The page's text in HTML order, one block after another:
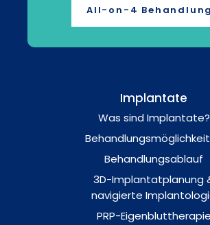
All-on-4 Behandlung
Implantate
Was sind Implantate?
Behandlungsablauf
3D-Implantatplanung
navigierte
PRP-Eigenbluttherapie